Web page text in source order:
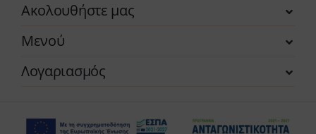
Ακολουθήστε μας
Μενού
Λογαριασμός